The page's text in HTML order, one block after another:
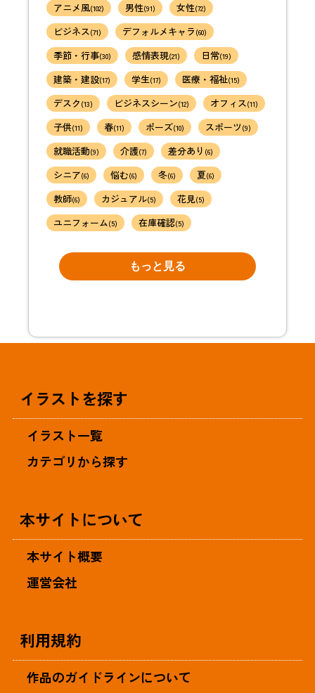
アニメ風(102) 男性(91) 女性(72)
ビジネス(71) デフォルメキャラ (60)
季節・行事(30) 感情表現(21) 日常(19)
建築・建設(17) 学生(17) 医療・福祉(15)
デスク (13) ビジネスシーン(12) オフィス(11)
子供(11) 春(11) ポーズ(10) スポーツ (9)
就職活動(9) 介護(7) 差分あり (6)
シニア(6) 悩む(6) 冬(6) 夏(6)
教師(6) カジュアル(5) 花見(5)
ユニフォーム(5) 在庫確認(5)
もっと見る
イラストを探す
イラスト一覧
カテゴリから探す
本サイトについて
本サイト概要
運営会社
利用規約
作品のガイドラインについて